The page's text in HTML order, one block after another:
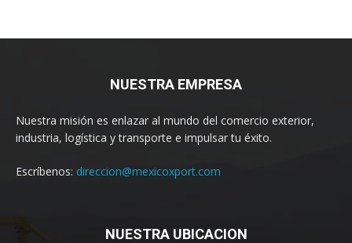
NUESTRA EMPRESA
Nuestra misión es enlazar al mundo del comercio exterior,
industria, logística y transporte e impulsar tu éxito.
Escríbenos: direccion@mexicoxport.com
NUESTRA UBICACION